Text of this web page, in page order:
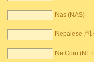
Nas (NAS)
Nepalese 卢
NetCoin